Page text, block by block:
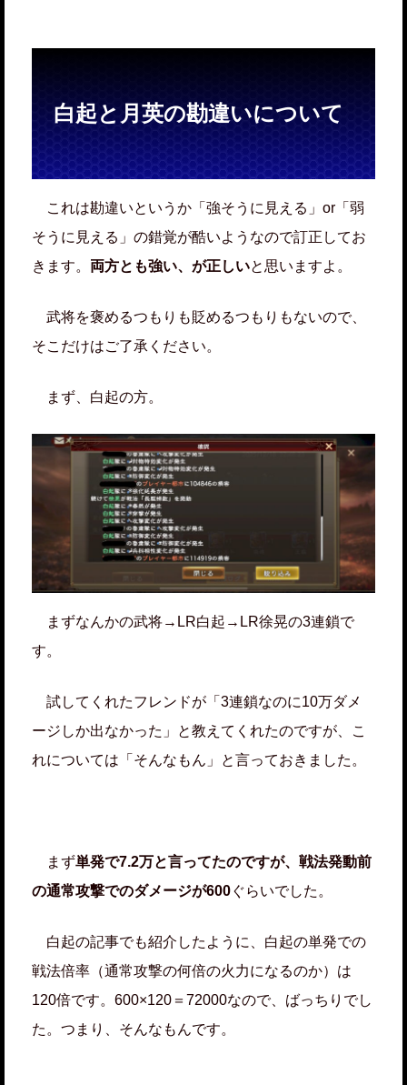
白起と月英の勘違いについて
これは勘違いというか「強そうに見える」or「弱
そうに見える」の錯覚が酷いようなので訂正してお
きます。 両方とも強い、が正しいと思いますよ。
武将を褒めるつもりも貶めるつもりもないので、
そこだけはご了承ください。
まず、白起の方。
まずなんかの武将→LR白起→LR徐晃の3連鎖で
す。
試してくれたフレンドが「3連鎖なのに10万ダメ
ージしか出なかった」と教えてくれたのですが、こ
れについては「そんなもん」と言っておきました。
まず単発で7.2万と言ってたのですが、戦法発動前
の通常攻撃でのダメージが600ぐらいでした。
白起の記事でも紹介したように、白起の単発での
戦法倍率（通常攻撃の何倍の火力になるのか）は
120倍です。600×120＝72000なので、ばっちりでし
た。つまり、そんなもんです。